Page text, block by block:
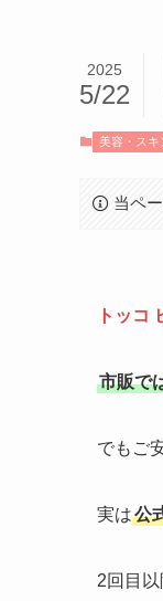
2025
5/22
美容・スキ
当ペ
トッコ
市販で
でもご
実は公
2回目